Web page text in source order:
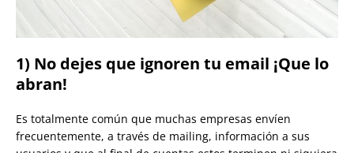
1) No dejes que ignoren tu email ¡Que lo
abran!
Es totalmente común que muchas empresas envíen
frecuentemente, a través de mailing, información a sus